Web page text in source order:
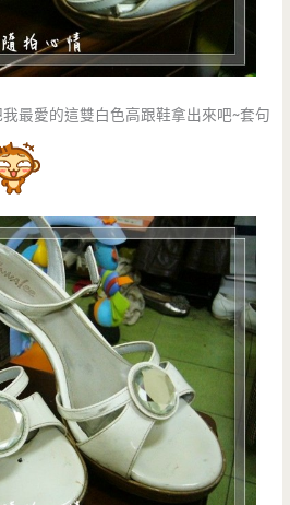
最愛的這雙白色高跟鞋拿出來吧~套句